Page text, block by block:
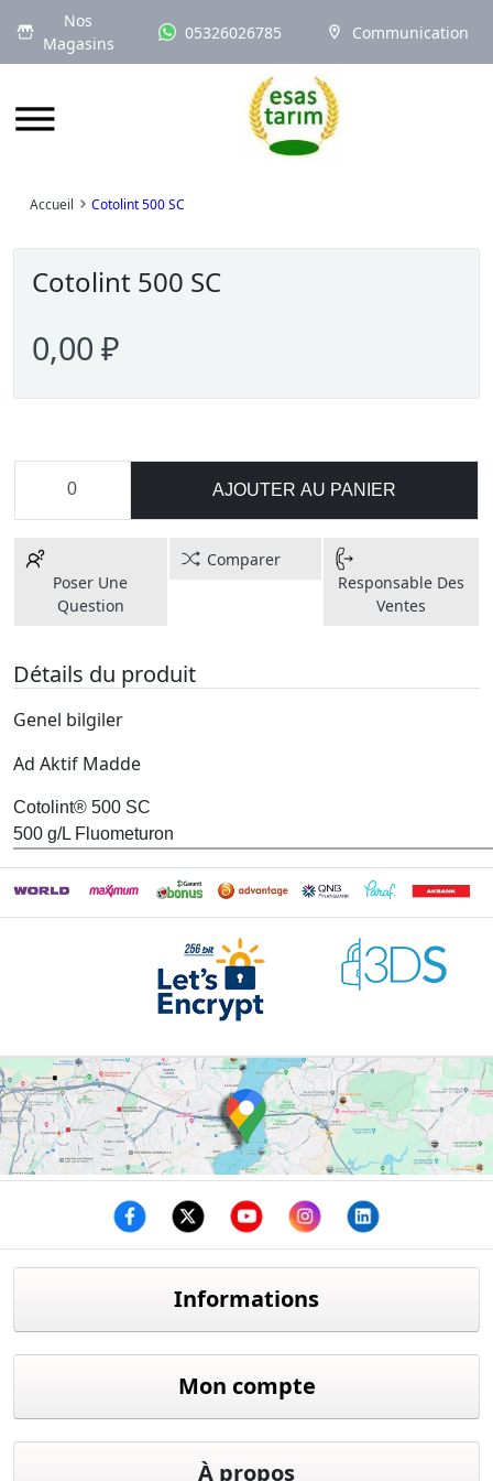
Nos
Magasins
05326026785 Communication
Logo
Accueil Cotolint 500 SC
Cotolint 500 SC
0,00 ₽
AJOUTER AU PANIER
Poser Une
Question
Comparer
Responsable Des
Ventes
Détails du produit
Genel bilgiler
Ad Aktif Madde
Cotolint® 500 SC
500 g/L Fluometuron
Informations
Mon compte
À propos